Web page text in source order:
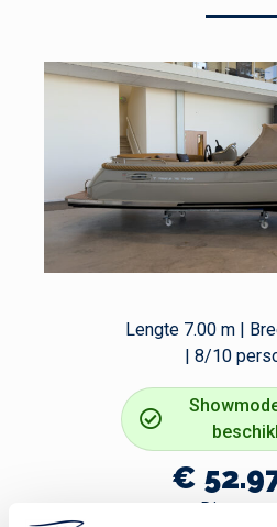
Lengte 7.00 m |
| 8/10
€
Direct